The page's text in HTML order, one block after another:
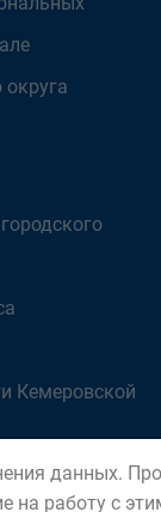
Кемеровской
данных.
на работу с